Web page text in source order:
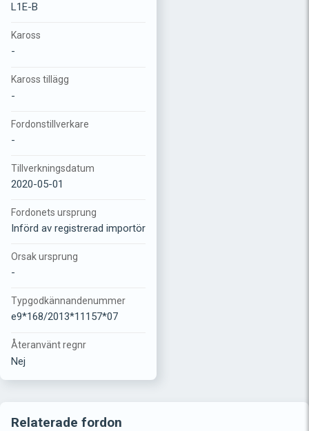
L1E-B
Kaross
-
Kaross tillägg
-
Fordonstillverkare
-
Tillverkningsdatum
2020-05-01
Fordonets ursprung
Införd av registrerad importör
Orsak ursprung
-
Typgodkännandenummer
e9*168/2013*11157*07
Återanvänt regnr
Nej
Relaterade fordon